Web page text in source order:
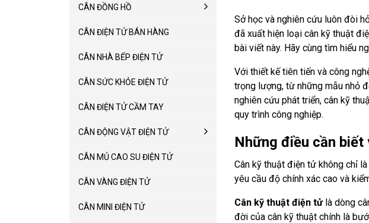
CÂN ĐỒNG HỒ
CÂN ĐIỆN TỬ BÁN HÀNG
CÂN NHÀ BẾP ĐIỆN TỬ
CÂN SỨC KHỎE ĐIỆN TỬ
CÂN ĐIỆN TỬ CẦM TAY
CÂN ĐỘNG VẬT ĐIỆN TỬ
CÂN MỦ CAO SU ĐIỆN TỬ
CÂN VÀNG ĐIỆN TỬ
CÂN MINI ĐIỆN TỬ
Sở học và nghiên cứu luôn đòi
đã xuất hiện loại cân kỹ thuật
bài viết này. Hãy cùng tìm hiểu
Với thiết kế tiên tiến và công
trọng lượng, từ những mẫu nhỏ
nghiên cứu phát triển, cân kỹ
quy trình công nghiệp.
Những điều cần
Cân kỹ thuật điện tử không chỉ
yêu cầu độ chính xác cao và
Cân kỹ thuật điện tửlà dòng
đời của cân kỹ thuật chính là